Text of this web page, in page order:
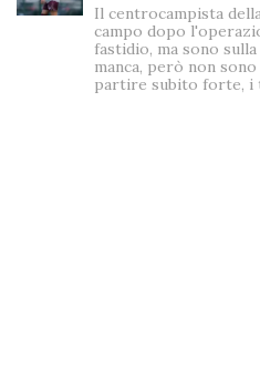
Il centrocampista
campo dopo
fastidio, ma sono
manca, però non
partire subito forte, i